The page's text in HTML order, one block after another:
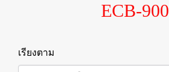
ECB-900
เรียงตาม